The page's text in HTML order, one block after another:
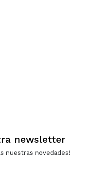
newsletter
nuestras novedades!